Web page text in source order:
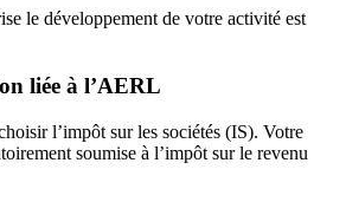
le développement de votre activité est
liée à l’AERL
l’impôt sur les sociétés (IS). Votre
soumise à l’impôt sur le revenu